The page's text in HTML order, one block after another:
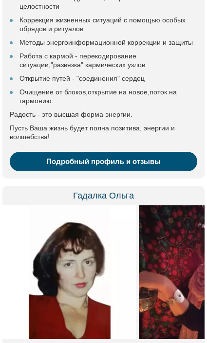
целостности
Коррекция жизненных ситуаций с помощью особых
обрядов и ритуалов
Методы энергоинформационной коррекции и защиты
Работа с кармой - перекодирование
ситуации,"развязка" кармических узлов
Открытие путей - "соединения" сердец
Очищение от блоков,открытие на новое,поток на
гармонию.
Радость - это высшая форма энергии.
Пусть Ваша жизнь будет полна позитива, энергии и
волшебства!
Подробный профиль и отзывы
Гадалка Ольга